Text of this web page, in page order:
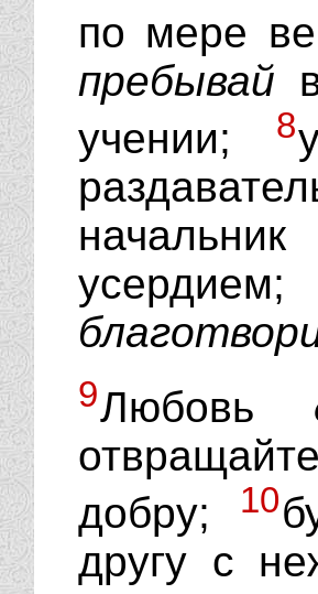
по мере
пребывай
учении;
8
9Любовь
добру;
10
другу с